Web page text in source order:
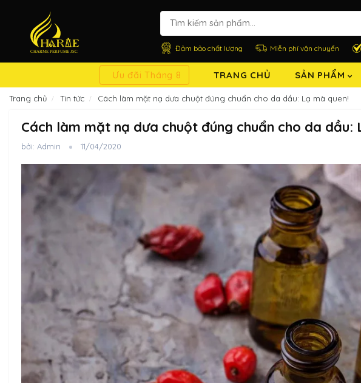
Đảm bảo chất lượng Miễn phí vận chuyển
Ưu đãi Tháng 8 TRANG CHỦ SẢN PHẨM
Trang chủ Tin tức Cách làm mặt nạ dưa chuột đúng chuẩn cho da dầu: Lạ mà quen!
Cách làm mặt nạ dưa chuột đúng chuẩn cho da dầu:
bởi: Admin 11/04/2020